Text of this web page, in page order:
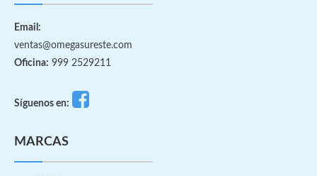
Email:
ventas@omegasureste.com
Oficina: 999 2529211
Síguenos en:
MARCAS